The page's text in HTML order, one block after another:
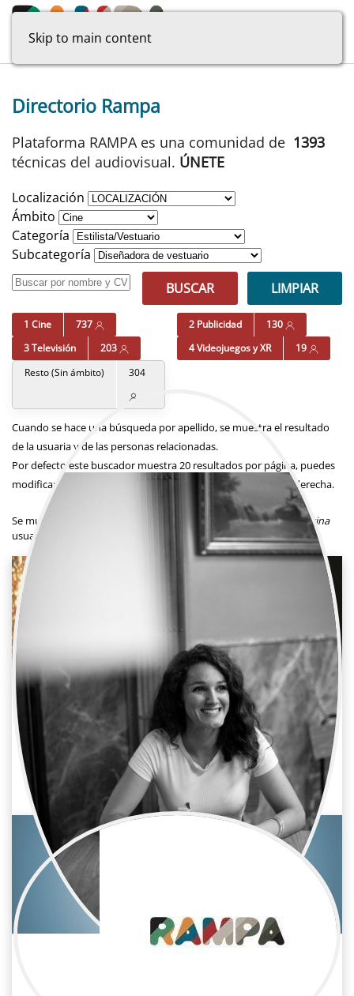
Skip to main content
Directorio Rampa
Plataforma RAMPA es una comunidad de 1393
técnicas del audiovisual. ÚNETE
Localización
Ámbito
Categoría
Subcategoría
BUSCAR
LIMPIAR
1 Cine 737 2 Publicidad
130
3 Televisión
203 4 Videojuegos y XR
19
Resto (Sin ámbito)
304
Cuando se hace una búsqueda por apellido, se muestra el resultado
de la usuaria y de las personas relacionadas.
Por defecto este buscador muestra 20 resultados por página, puedes
modificar el número en el siguiente desplegable situado a la derecha.
Se muestra un total de
usuarias.
Resultados por página
Anaïs Zebrowski
Cine / Estilista/Vestuario
Diseñadora de vestuario